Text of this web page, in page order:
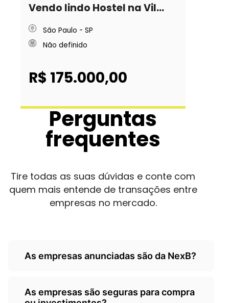
Vendo lindo Hostel na Vil...
São Paulo - SP
Não definido
R$ 175.000,00
Perguntas
frequentes
Tire todas as suas dúvidas e conte com
quem mais entende de transações entre
empresas no mercado.
As empresas anunciadas são da NexB?
Não, as empresas são de
terceiros/empresarios e a Nexb atua
As empresas são seguras para compra